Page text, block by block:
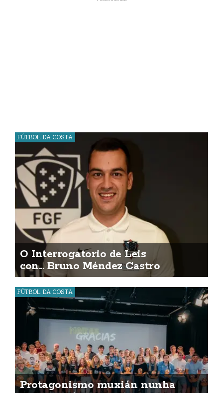
FÚTBOL DA COSTA
O Interrogatorio de Leis
con... Bruno Méndez Castro
FÚTBOL DA COSTA
Protagonismo muxián nunha